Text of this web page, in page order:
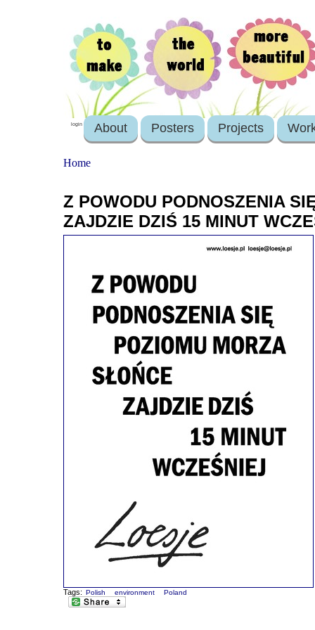
login About Posters Projects
Home
Z POWODU PODNOSZENIA
ZAJDZIE DZIŚ 15 MINUT
Tags: Polish environment Poland